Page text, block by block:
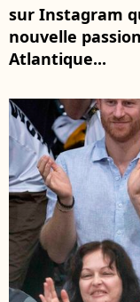
sur Instagram
nouvelle
Atlantique...